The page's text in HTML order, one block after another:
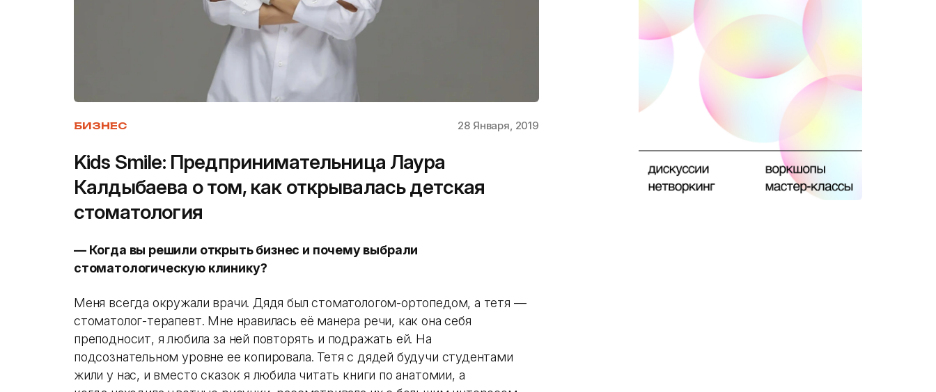
БИЗНЕС 28 Января, 2019
Kids Smile: Предпринимательница Лаура
Калдыбаева о том, как открывалась детская
стоматология
— Когда вы решили открыть бизнес и почему выбрали
стоматологическую клинику?
Меня всегда окружали врачи. Дядя был стоматологом-ортопедом, а тетя —
стоматолог-терапевт. Мне нравилась её манера речи, как она себя
преподносит, я любила за ней повторять и подражать ей. На
подсознательном уровне ее копировала. Тетя с дядей будучи студентами
жили у нас, и вместо сказок я любила читать книги по анатомии, а